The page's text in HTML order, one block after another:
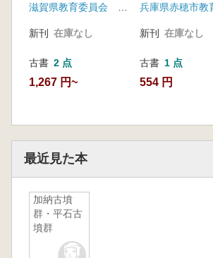
新刊 在庫なし
古書 2 点
1,267 円~
新刊 在庫なし
古書 1 点
554 円
最近見た本
加納古墳
群・平石古
墳群